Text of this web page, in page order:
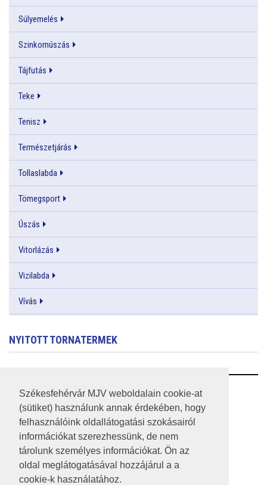
Székesfehérvár MJV weboldalain cookie-at
(sütiket) használunk annak érdekében, hogy
felhasználóink oldallátogatási szokásairól
információkat szerezhessünk, de nem
tárolunk személyes információkat. Ön az
oldal meglátogatásával hozzájárul a a
cookie-k használatához.
Súlyemelés
Szinkornúszás
Tájfutás
Teke
Tenisz
Természetjárás
Tollaslabda
Tömegsport
Úszás
Vitorlázás
Vizilabda
Vívás
NYITOTT TORNATERMEK
RSS
A HONLAP 2017.03.31-I ÁLLAPOTA
JOGI NYILATKOZAT
IMPRESSZUM